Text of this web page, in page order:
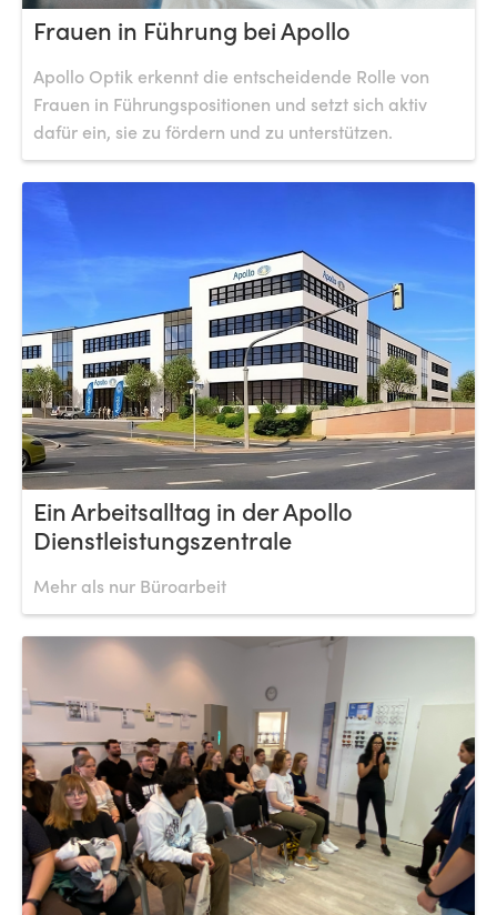
Frauen in Führung bei Apollo
Apollo Optik erkennt die entscheidende Rolle von
Frauen in Führungspositionen und setzt sich aktiv
dafür ein, sie zu fördern und zu unterstützen.
Ein Arbeitsalltag in der Apollo
Dienstleistungszentrale
Mehr als nur Büroarbeit